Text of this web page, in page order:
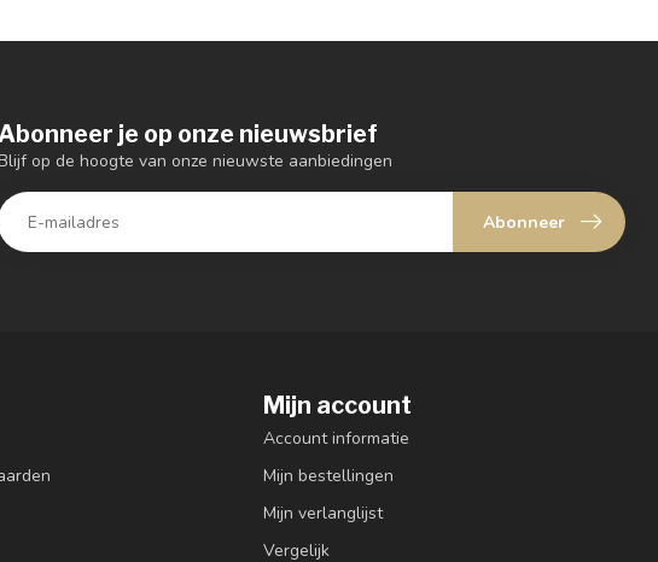
je op onze nieuwsbrief
op de hoogte van onze nieuwste aanbiedingen
Abonneer
Mijn account
Account informatie
Mijn bestellingen
Mijn verlanglijst
Vergelijk